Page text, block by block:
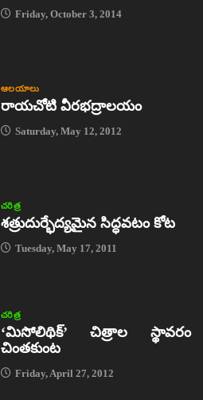
Friday, October 3, 2014
ఆలయాలు
రాయచోటి వీరభద్రాలయం
Saturday, May 12, 2012
చరిత్ర
శత్రుదుర్భేద్యమైన సిద్ధవటం కోట
Tuesday, May 17, 2011
చరిత్ర
‘మిసోలిథిక్‌’ చిత్రాల స్థావరం
చింతకుంట
Friday, April 27, 2012